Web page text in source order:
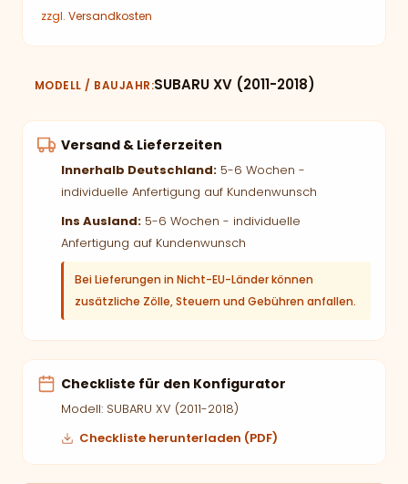
zzgl. Versandkosten
MODELL / BAUJAHR SUBARU XV (2011-2018)
Versand & Lieferzeiten
Innerhalb Deutschland: 5-6 Wochen -
individuelle Anfertigung auf Kundenwunsch
Ins Ausland: 5-6 Wochen - individuelle
Anfertigung auf Kundenwunsch
Bei Lieferungen in Nicht-EU-Länder können
zusätzliche Zölle, Steuern und Gebühren anfallen.
Checkliste für den Konfigurator
Modell: SUBARU XV (2011-2018)
Checkliste herunterladen (PDF)